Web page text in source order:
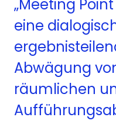
„Meeting
eine
Abwägung
räumlichen
Auffü